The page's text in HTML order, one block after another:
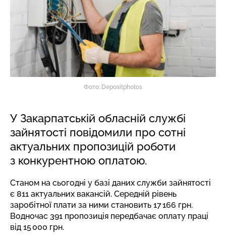
Фото: Depositphotos
У Закарпатській обласній службі
зайнятості повідомили про сотні
актуальних пропозицій роботи
з конкурентною оплатою.
Станом на сьогодні у базі даних служби зайнятості
є 811 актуальних вакансій. Середній рівень
заробітної плати за ними становить 17 166 грн.
Водночас 391 пропозиція передбачає оплату праці
від 15 000 грн.